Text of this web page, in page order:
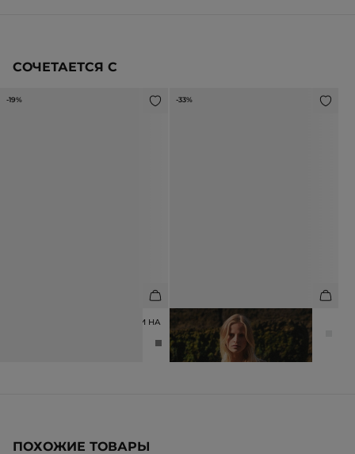
СОЧЕТАЕТСЯ С
-19%
МЮЛИ ИЗ НАТУРАЛЬНОЙ КОЖИ НА
-33%
КУПАЛЬНИК СЛИТНЫЙ
5 990 ₽8 990 ₽
ПОХОЖИЕ ТОВАРЫ